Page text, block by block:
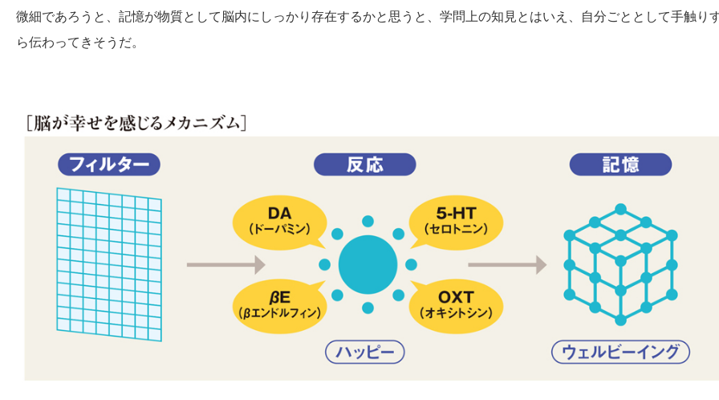
微細であろうと、記憶が物質として脳内にしっかり存在するかと思うと、学問上の知見とはいえ、自分ごととして手触り
ら伝わってきそうだ。